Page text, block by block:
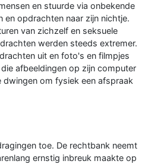
en stuurde via onbekende
en opdrachten naar zijn nichtje.
van zichzelf en seksuele
werden steeds extremer.
uit en foto's en filmpjes
afbeeldingen op zijn computer
om fysiek een afspraak
toe. De rechtbank neemt
ernstig inbreuk maakte op